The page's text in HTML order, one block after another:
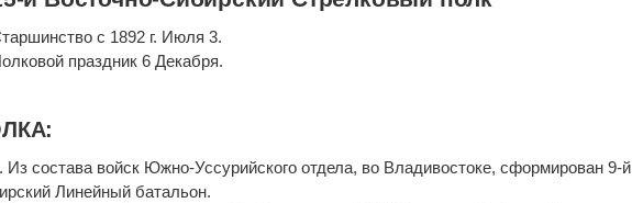
с 1892 г. Июля 3.
праздник 6 Декабря.
Из состава войск Южно-Уссурийского отдела, во Владивостоке, сформирован 9-й
Линейный батальон.